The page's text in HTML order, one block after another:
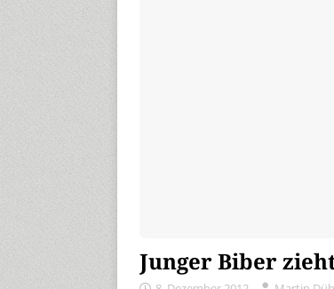
Junger Biber